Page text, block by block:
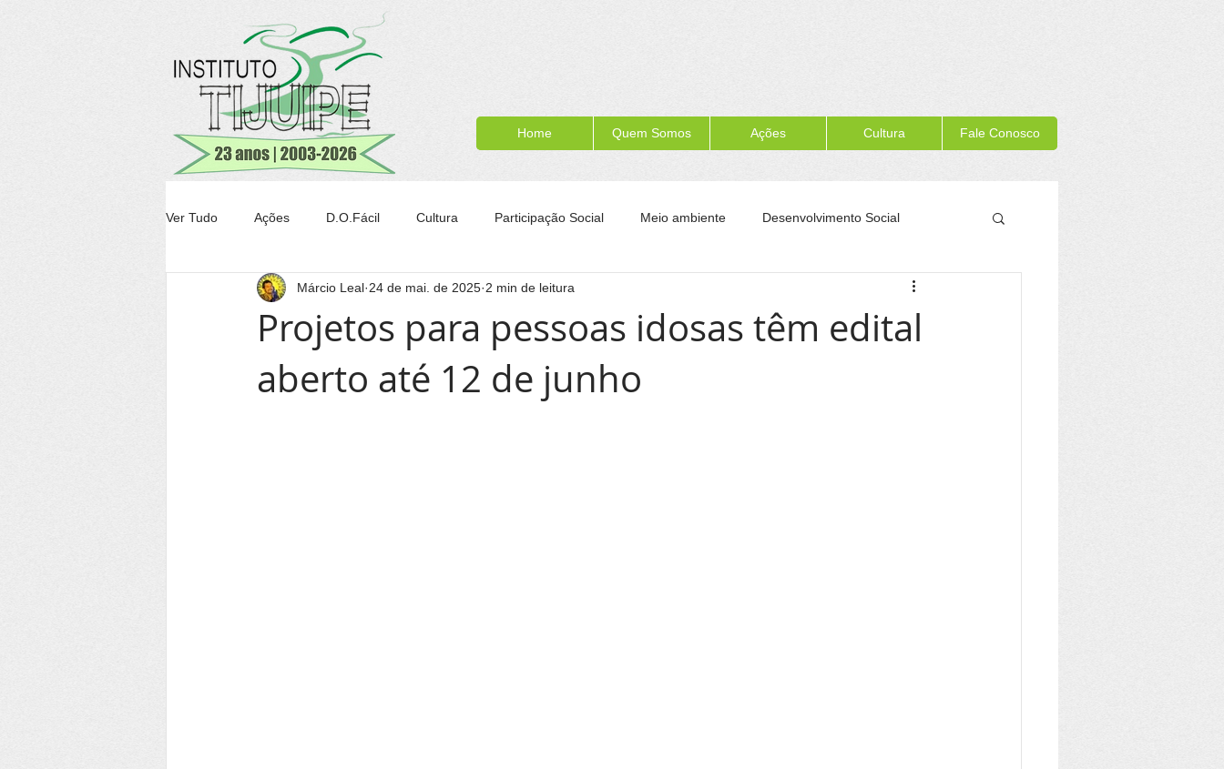
Home Quem Somos Ações Cultura Fale Conosco
Ver Tudo Ações D.O.Fácil Cultura Participação Social Meio ambiente Desenvolvimento Social
Agricultura Transparência Tijuípe Formação para a cidadania Memória Itacaré
Conheça Itacaré
Projetos para pessoas idosas têm edital
aberto até 12 de junho
Márcio Leal 24 de mai. de 2025 2 min de leitura